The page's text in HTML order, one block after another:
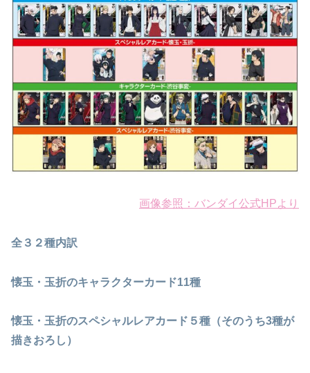
画像参照：バンダイ公式HPより
全３２種内訳
懐玉・玉折のキャラクターカード11種
懐玉・玉折のスペシャルレアカード５種（そのうち3種が
描きおろし）